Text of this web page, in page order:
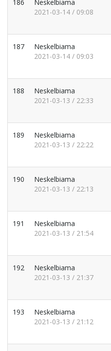
186
Neskelbiama
2021-03-14 / 09:08
187
Neskelbiama
2021-03-14 / 09:03
188
Neskelbiama
2021-03-13 / 22:33
189
Neskelbiama
2021-03-13 / 22:22
190
Neskelbiama
2021-03-13 / 22:13
191
Neskelbiama
2021-03-13 / 21:54
192
Neskelbiama
2021-03-13 / 21:37
193
Neskelbiama
2021-03-13 / 21:12